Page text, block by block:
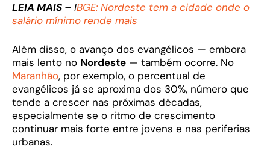
LEIA MAIS – IBGE: Nordeste tem a cidade onde o
salário mínimo rende mais
Além disso, o avanço dos evangélicos — embora
mais lento no Nordeste — também ocorre. No
Maranhão, por exemplo, o percentual de
evangélicos já se aproxima dos 30%, número que
tende a crescer nas próximas décadas,
especialmente se o ritmo de crescimento
continuar mais forte entre jovens e nas periferias
urbanas.